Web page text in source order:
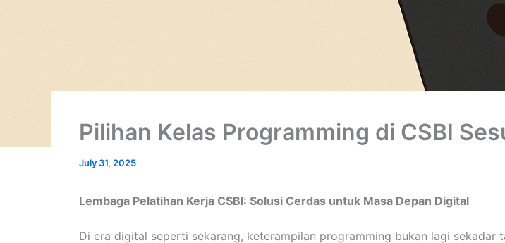
Pilihan Kelas Programming di CSBI
July 31, 2025
Lembaga Pelatihan Kerja CSBI: Solusi Cerdas untuk Masa Depan Digital
Di era digital seperti sekarang, keterampilan programming bukan lagi sekadar